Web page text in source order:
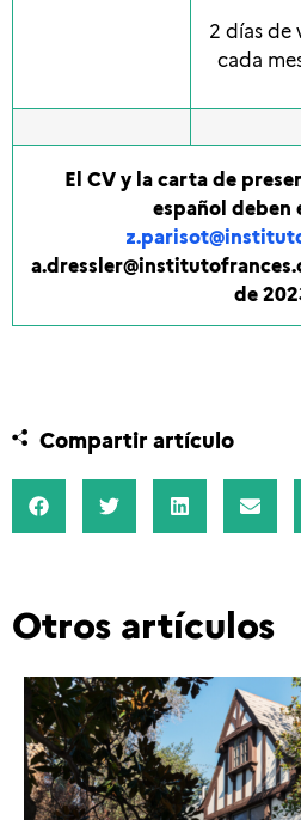
2 días de
cada
El CV y la carta de
español deben
de
Compartir artículo
Otros artículos